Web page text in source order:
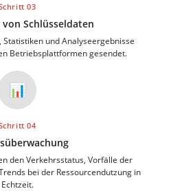
03
Schlüsseldaten
und Analyseergebnisse
Betriebsplattformen gesendet.
📊
04
den Verkehrsstatus, Vorfälle der
bei der Ressourcendutzung in
Echtzeit.